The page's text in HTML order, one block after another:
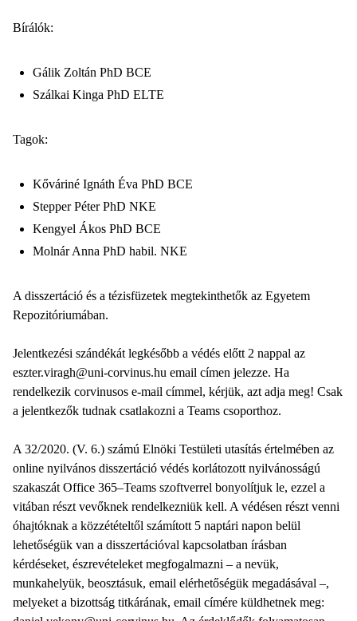
Bírálók:
Gálik Zoltán PhD BCE
Szálkai Kinga PhD ELTE
Tagok:
Kőváriné Ignáth Éva PhD BCE
Stepper Péter PhD NKE
Kengyel Ákos PhD BCE
Molnár Anna PhD habil. NKE
A disszertáció és a tézisfüzetek megtekinthetők az Egyetem
Repozitóriumában.
Jelentkezési szándékát legkésőbb a védés előtt 2 nappal az
eszter.viragh@uni-corvinus.hu email címen jelezze. Ha
rendelkezik corvinusos e-mail címmel, kérjük, azt adja meg! Csak
a jelentkezők tudnak csatlakozni a Teams csoporthoz.
A 32/2020. (V. 6.) számú Elnöki Testületi utasítás értelmében az
online nyilvános disszertáció védés korlátozott nyilvánosságú
szakaszát Office 365–Teams szoftverrel bonyolítjuk le, ezzel a
vitában részt vevőknek rendelkezniük kell. A védésen részt venni
óhajtóknak a közzétételtől számított 5 naptári napon belül
lehetőségük van a disszertációval kapcsolatban írásban
kérdéseket, észrevételeket megfogalmazni – a nevük,
munkahelyük, beosztásuk, email elérhetőségük megadásával –,
melyeket a bizottság titkárának, email címére küldhetnek meg: